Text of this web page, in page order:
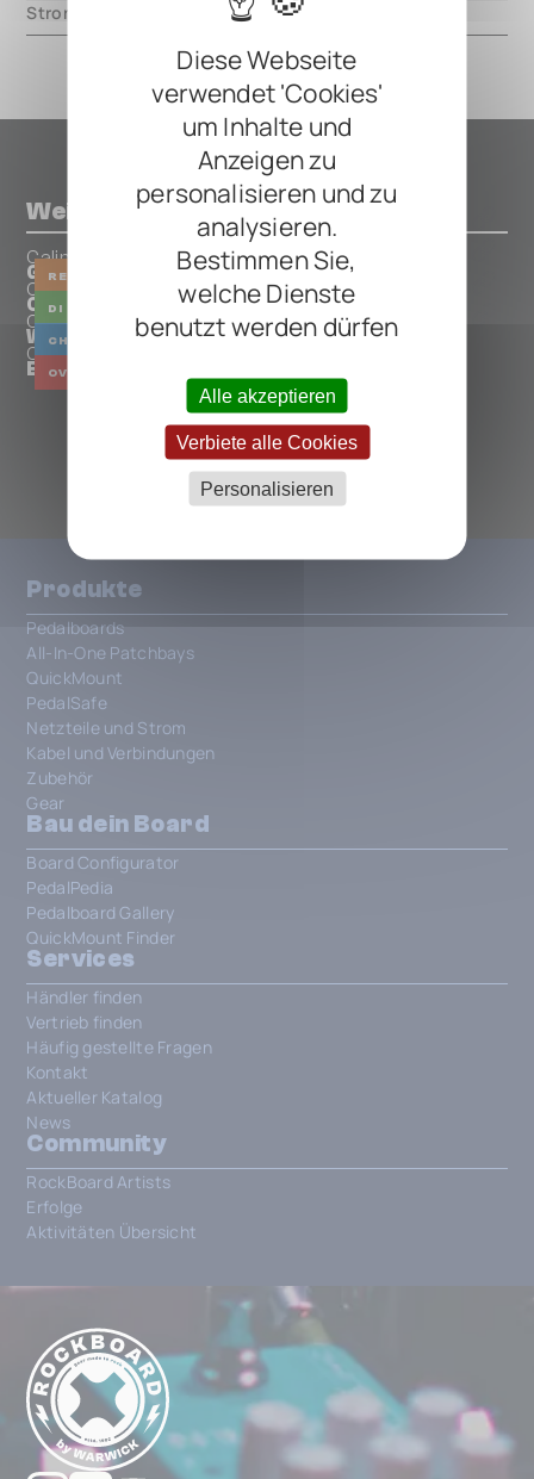
Diese Webseite
verwendet 'Cookies'
um Inhalte und
Anzeigen zu
personalisieren und zu
analysieren.
Bestimmen Sie,
welche Dienste
benutzt werden dürfen
Alle akzeptieren
Verbiete alle Cookies
Personalisieren
Strom
50mA
Weitere Pedals von Caline
REVERB
Caline
G008 Barn Owl Reverb
DI
Caline
CP 64 Direct Route DI Box
CHORUS VIBRATO
Caline
Wave Machine
OVERDRIVE
Caline
Enchanted Tone Highly Prized Overdrive
ALLE CALINE PEDALS
Produkte
Pedalboards
All-In-One Patchbays
QuickMount
PedalSafe
Netzteile und Strom
Kabel und Verbindungen
Zubehör
Gear
Bau dein Board
Board Configurator
PedalPedia
Pedalboard Gallery
QuickMount Finder
Services
Händler finden
Vertrieb finden
Häufig gestellte Fragen
Kontakt
Aktueller Katalog
News
Community
RockBoard Artists
Erfolge
Aktivitäten Übersicht